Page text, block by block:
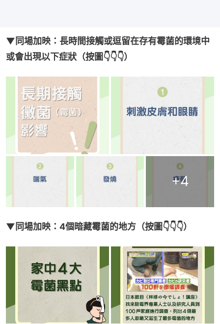
▼同場加映：長時間接觸或逗留在存有霉菌的環境中
或會出現以下症狀（按圖👇👇👇）
+4
▼同場加映：4個暗藏霉菌的地方（按圖👇👇👇）